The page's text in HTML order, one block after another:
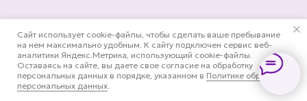
Сайт использует cookie-файлы, чтобы сделать ваше пребывание
на нем максимально удобным. К cайту подключен сервис веб-
аналитики Яндекс.Метрика, использующий cookie-файлы.
Оставаясь на сайте, вы даете свое согласие на обработку
персональных данных в порядке, указанном в Политике обработки
персональных данных.